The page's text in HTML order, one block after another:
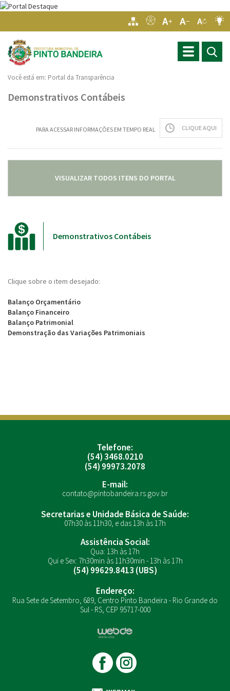
Toggle
navigation
Você está em: Portal da Transparência
Demonstrativos Contábeis
PARA ACESSAR INFORMAÇÕES EM TEMPO REAL CLIQUE AQUI
VISUALIZAR TODOS ITENS DO PORTAL
Demonstrativos Contábeis
Clique sobre o item desejado:
Balanço Orçamentário
Balanço Financeiro
Balanço Patrimonial
Demonstração das Variações Patrimoniais
Telefone:
(54) 3468.0210
(54) 99973.2078
E-mail:
contato@pintobandeira.rs.gov.br
Secretarias e Unidade Básica de Saúde:
07h30 às 11h30, e das 13h às 17h
Assistência Social:
Qua: 13h às 17h
Qui e Sex: 7h30min às 11h30min - 13h às 17h
(54) 99629.8413 (UBS)
Endereço:
Rua Sete de Setembro, 689, Centro Pinto Bandeira - Rio Grande do
Sul - RS, CEP 95717-000